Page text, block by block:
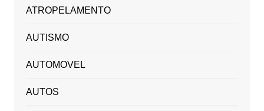
ATROPELAMENTO
AUTISMO
AUTOMOVEL
AUTOS